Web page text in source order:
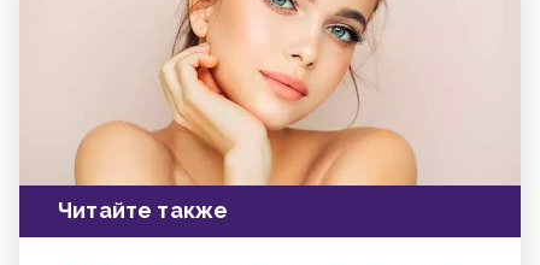
Читайте также